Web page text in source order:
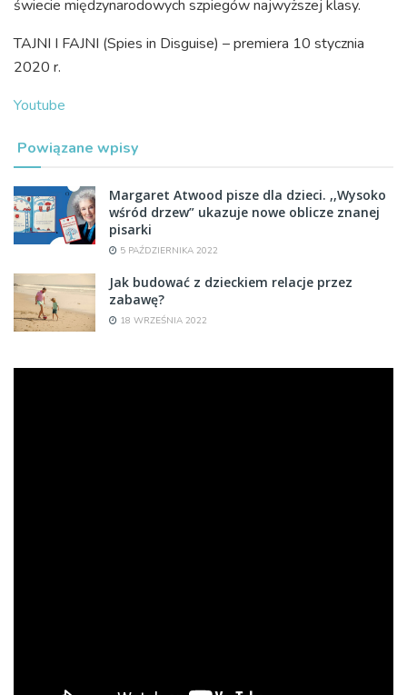
świecie międzynarodowych szpiegów najwyższej klasy.
TAJNI I FAJNI (Spies in Disguise) – premiera 10 stycznia
2020 r.
Youtube
Powiązane wpisy
Margaret Atwood pisze dla dzieci. ,,Wysoko
wśród drzew” ukazuje nowe oblicze znanej
pisarki
5 PAŹDZIERNIKA 2022
Jak budować z dzieckiem relacje przez
zabawę?
18 WRZEŚNIA 2022